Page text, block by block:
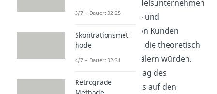
wichtig, dass Handelsunternehmen
häufig mit Skonto- und
Rabattanfragen von Kunden
umgehen müssen, die theoretisch
den Gewinn schmälern würden.
Durch den Aufschlag des
Kalkulationsfaktors auf den
3/7 – Dauer: 02:25
Skontrationsmet
hode
4/7 – Dauer: 02:31
Retrograde